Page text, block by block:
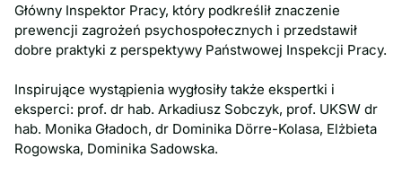
Główny Inspektor Pracy, który podkreślił znaczenie
prewencji zagrożeń psychospołecznych i przedstawił
dobre praktyki z perspektywy Państwowej Inspekcji Pracy.
Inspirujące wystąpienia wygłosiły także ekspertki i
eksperci: prof. dr hab. Arkadiusz Sobczyk, prof. UKSW dr
hab. Monika Gładoch, dr Dominika Dörre-Kolasa, Elżbieta
Rogowska, Dominika Sadowska.